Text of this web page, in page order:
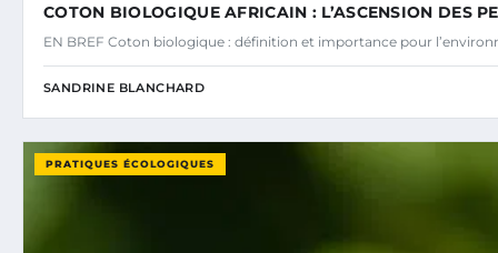
COTON BIOLOGIQUE AFRICAIN : L’ASCENSION DES
EN BREF Coton biologique : définition et importance pour
SANDRINE BLANCHARD
PRATIQUES ÉCOLOGIQUES